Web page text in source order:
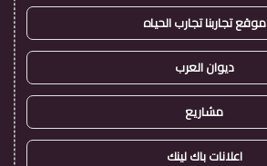
موقع تجاربنا تجارب الحياه
ديوان العرب
مشاريع
اعلانات باك لينك